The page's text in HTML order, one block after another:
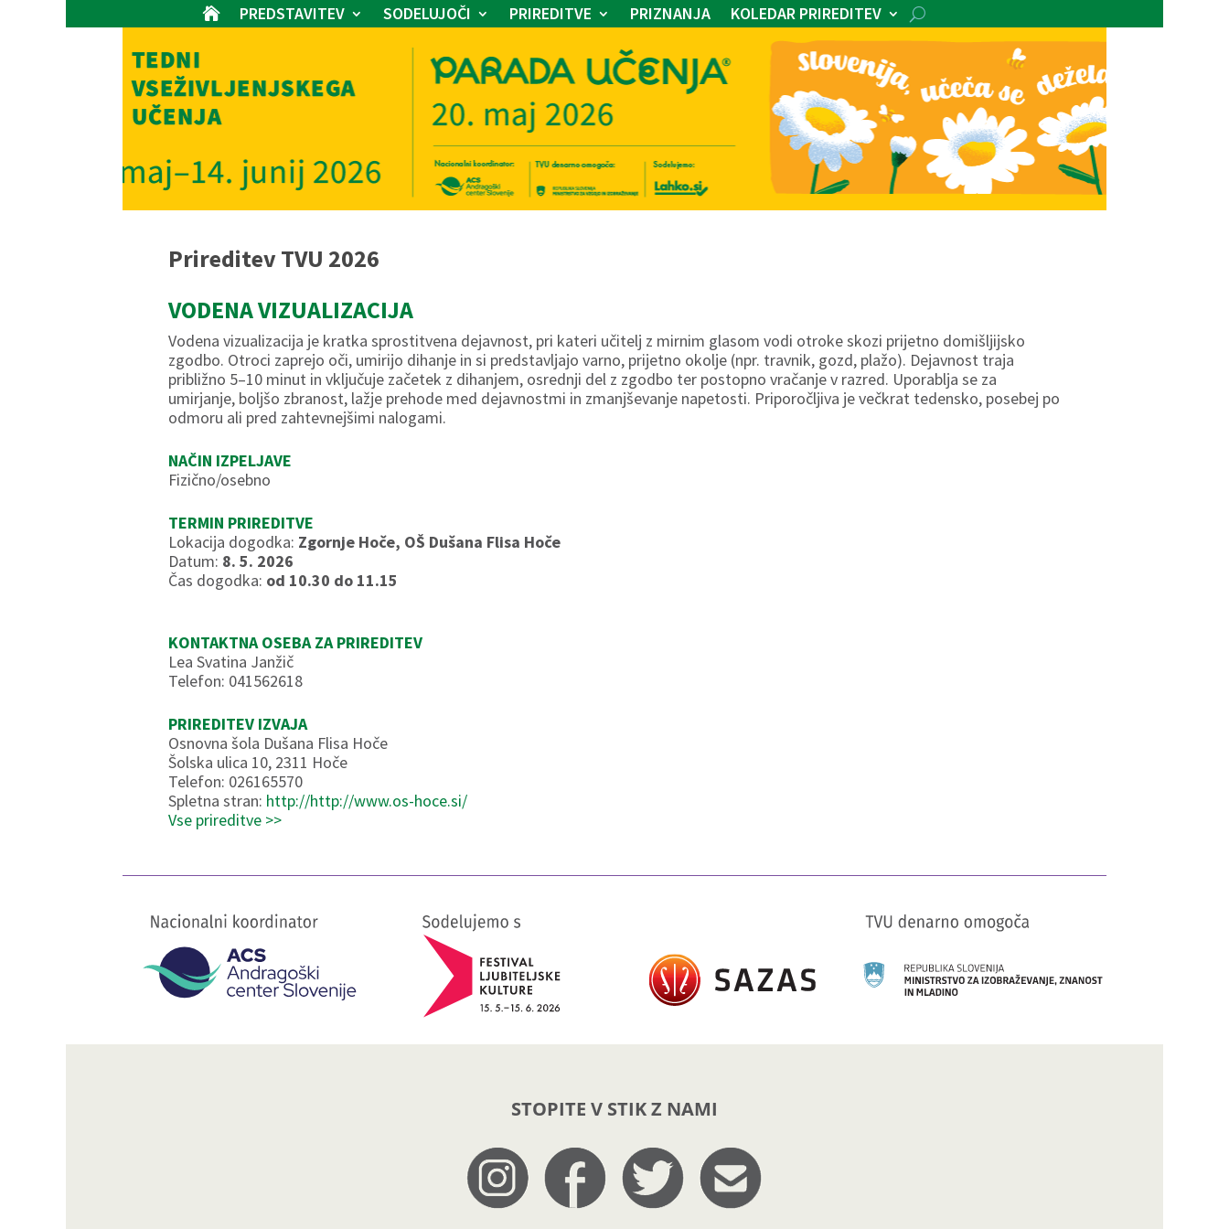
 PREDSTAVITEV SODELUJOČI PRIREDITVE PRIZNANJA KOLEDAR PRIREDITEV
Prireditev TVU 2026
VODENA VIZUALIZACIJA
Vodena vizualizacija je kratka sprostitvena dejavnost, pri kateri učitelj z mirnim glasom vodi otroke skozi prijetno domišljijsko
zgodbo. Otroci zaprejo oči, umirijo dihanje in si predstavljajo varno, prijetno okolje (npr. travnik, gozd, plažo). Dejavnost traja
približno 5–10 minut in vključuje začetek z dihanjem, osrednji del z zgodbo ter postopno vračanje v razred. Uporablja se za
umirjanje, boljšo zbranost, lažje prehode med dejavnostmi in zmanjševanje napetosti. Priporočljiva je večkrat tedensko, posebej po
odmoru ali pred zahtevnejšimi nalogami.
NAČIN IZPELJAVE
Fizično/osebno
TERMIN PRIREDITVE
Lokacija dogodka: Zgornje Hoče, OŠ Dušana Flisa Hoče
Datum: 8. 5. 2026
Čas dogodka: od 10.30 do 11.15
KONTAKTNA OSEBA ZA PRIREDITEV
Lea Svatina Janžič
Telefon: 041562618
PRIREDITEV IZVAJA
Osnovna šola Dušana Flisa Hoče
Šolska ulica 10, 2311 Hoče
Telefon: 026165570
Spletna stran: http://http://www.os-hoce.si/
Vse prireditve >>
STOPITE V STIK Z NAMI